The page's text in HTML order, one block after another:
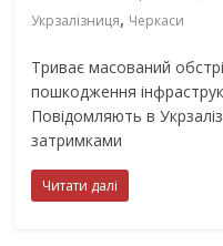
Укрзалізниця, Черкаси
Триває масований
пошкодження
Повідомляють в
затримками
Читати далі